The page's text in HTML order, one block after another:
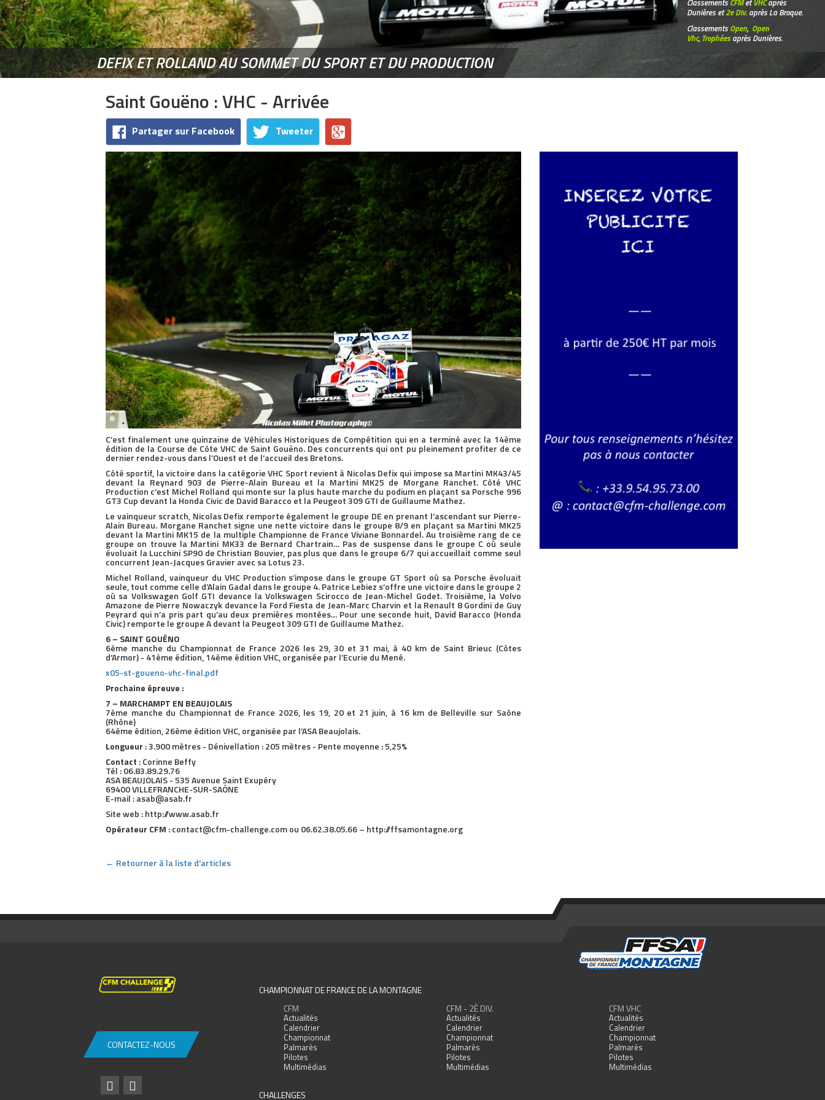
ClassementsCFMetVHCaprès
Dunières et2e Div. après La Broque.
ClassementsOpen, Open
Vhc, Trophéesaprès Dunières.
DEFIX ET ROLLAND AU SOMMET DU SPORT ET DU PRODUCTION
Saint Gouëno : VHC - Arrivée
Partager sur Facebook Tweeter
C’est finalement une quinzaine de Véhicules Historiques de Compétition qui en a terminé avec la 14ème
édition de la Course de Côte VHC de Saint Gouëno. Des concurrents qui ont pu pleinement profiter de ce
dernier rendez-vous dans l’Ouest et de l’accueil des Bretons.
Côté sportif, la victoire dans la catégorie VHC Sport revient à Nicolas Defix qui impose sa Martini MK43/45
devant la Reynard 903 de Pierre-Alain Bureau et la Martini MK25 de Morgane Ranchet. Côté VHC
Production c’est Michel Rolland qui monte sur la plus haute marche du podium en plaçant sa Porsche 996
GT3 Cup devant la Honda Civic de David Baracco et la Peugeot 309 GTI de Guillaume Mathez.
Le vainqueur scratch, Nicolas Defix remporte également le groupe DE en prenant l’ascendant sur Pierre-
Alain Bureau. Morgane Ranchet signe une nette victoire dans le groupe 8/9 en plaçant sa Martini MK25
devant la Martini MK15 de la multiple Championne de France Viviane Bonnardel. Au troisième rang de ce
groupe on trouve la Martini MK33 de Bernard Chartrain… Pas de suspense dans le groupe C où seule
évoluait la Lucchini SP90 de Christian Bouvier, pas plus que dans le groupe 6/7 qui accueillait comme seul
concurrent Jean-Jacques Gravier avec sa Lotus 23.
Michel Rolland, vainqueur du VHC Production s’impose dans le groupe GT Sport où sa Porsche évoluait
seule, tout comme celle d’Alain Gadal dans le groupe 4. Patrice Lebiez s’offre une victoire dans le groupe 2
où sa Volkswagen Golf GTI devance la Volkswagen Scirocco de Jean-Michel Godet. Troisième, la Volvo
Amazone de Pierre Nowaczyk devance la Ford Fiesta de Jean-Marc Charvin et la Renault 8 Gordini de Guy
Peyrard qui n’a pris part qu’au deux premières montées… Pour une seconde huit, David Baracco (Honda
Civic) remporte le groupe A devant la Peugeot 309 GTI de Guillaume Mathez.
6 – SAINT GOUËNO
6ème manche du Championnat de France 2026 les 29, 30 et 31 mai, à 40 km de Saint Brieuc (Côtes
d’Armor) - 41ème édition, 14ème édition VHC, organisée par l’Ecurie du Mené.
x05-st-goueno-vhc-final.pdf
Prochaine épreuve :
7 – MARCHAMPT EN BEAUJOLAIS
7ème manche du Championnat de France 2026, les 19, 20 et 21 juin, à 16 km de Belleville sur Saône
(Rhône)
64ème édition, 26ème édition VHC, organisée par l’ASA Beaujolais.
Longueur : 3.900 mètres - Dénivellation : 205 mètres - Pente moyenne : 5,25%
Contact : Corinne Beffy
Tél : 06.83.89.29.76
ASA BEAUJOLAIS - 535 Avenue Saint Exupéry
69400 VILLEFRANCHE-SUR-SAÔNE
E-mail : asab@asab.fr
Site web : http://www.asab.fr
Opérateur CFM : contact@cfm-challenge.com ou 06.62.38.05.66 – http://ffsamontagne.org
← Retourner à la liste d'articles
CONTACTEZ-NOUS
CHAMPIONNAT DE FRANCE DE LA MONTAGNE
CFM
Actualités
Calendrier
Championnat
Palmarès
Pilotes
Multimédias
CFM - 2È DIV.
Actualités
Calendrier
Championnat
Palmarès
Pilotes
Multimédias
CFM VHC
Actualités
Calendrier
Championnat
Palmarès
Pilotes
Multimédias
CHALLENGES